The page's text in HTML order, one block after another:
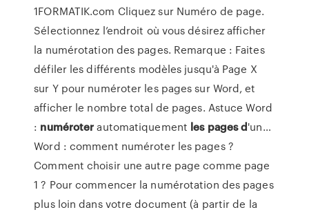
1FORMATIK.com Cliquez sur Numéro de page.
Sélectionnez l’endroit où vous désirez afficher
la numérotation des pages. Remarque : Faites
défiler les différents modèles jusqu'à Page X
sur Y pour numéroter les pages sur Word, et
afficher le nombre total de pages. Astuce Word
: numéroterautomatiquement les pagesd'un…
Word : comment numéroter les pages ?
Comment choisir une autre page comme page
1 ? Pour commencer la numérotation des pages
plus loin dans votre document (à partir de la